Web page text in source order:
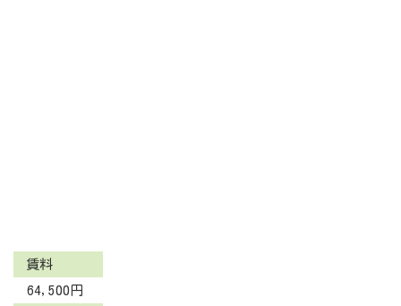
賃料
64,500円